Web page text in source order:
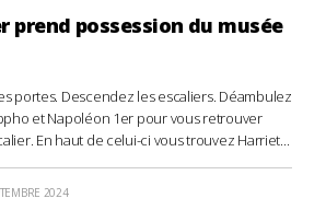
prend possession du musée
portes. Descendez les escaliers. Déambulez
et Napoléon 1er pour vous retrouver
En haut de celui-ci vous trouvez Harriet...
2024